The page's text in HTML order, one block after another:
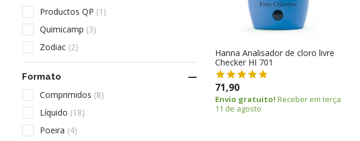
Productos QP (1)
Quimicamp (3)
Zodiac (2)
Formato 
Comprimidos (8)
Líquido (18)
Poeira (4)
Hanna Analisador de cloro livre
Checker HI 701
71,90
Envio gratuito! Receber em terça
11 de agosto